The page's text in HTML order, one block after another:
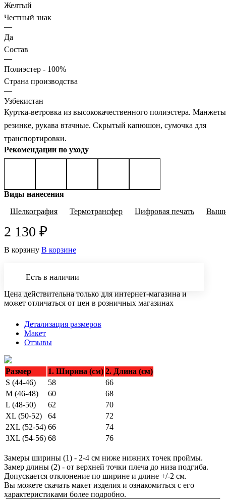
Желтый
Честный знак
—
Да
Состав
—
Полиэстер - 100%
Страна производства
—
Узбекистан
Куртка-ветровка из высококачественного полиэстера.
резинке, рукава втачные. Скрытый капюшон, сумочка для
транспортировки.
Рекомендации по уходу
Виды нанесения
Шелкография
Термотрансфер Цифровая печать
2 130 ₽
В корзину В корзине
Есть в наличии
Цена действительна только для интернет-магазина и
может отличаться от цен в розничных магазинах
Детализация размеров
Макет
Отзывы
Размер 1. Ширина (см) 2. Длина (см)
S (44-46)
58
66
M (46-48)
60
68
L (48-50)
62
70
XL (50-52)
64
72
2XL (52-54) 66
74
3XL (54-56) 68 76
Замеры ширины (1) - 2-4 см ниже нижних точек проймы.
Замер длины (2) - от верхней точки плеча до низа подгиба.
Допускается отклонение по ширине и длине +/-2 см.
Вы можете скачать макет изделия и ознакомиться с его
характеристиками более подробно.